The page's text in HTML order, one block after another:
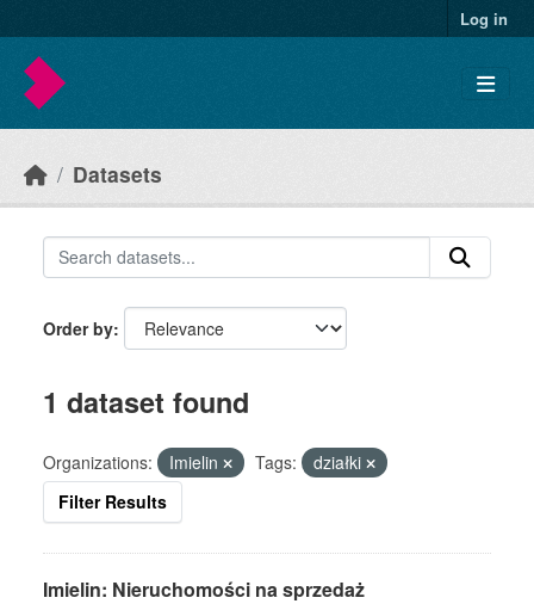
Log in
Datasets
Order by
1 dataset found
Organizations: Imielin Tags:
działki
Filter Results
Imielin: Nieruchomości na sprzedaż